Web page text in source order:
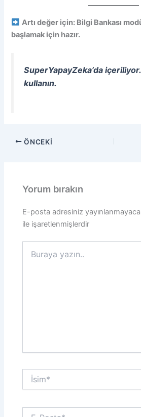
Artı değer için: Bilgi Bankası
başlamak için hazır.
SuperYapayZeka’da
kullanın.
ÖNCEKI
Yorum bırakın
E-posta adresiniz
ile işaretlenmişlerdir
yazın..
İsim*